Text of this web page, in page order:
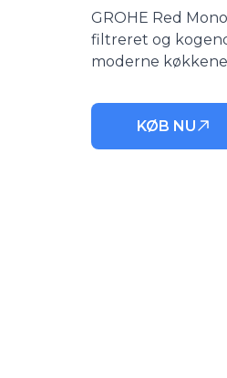
GROHE Red
filtreret og
moderne
KØB NU